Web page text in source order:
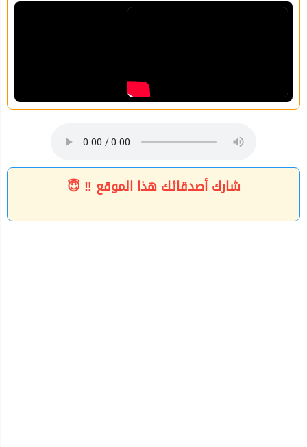
شارك أصدقائك هذا الموقع ‼ 😇